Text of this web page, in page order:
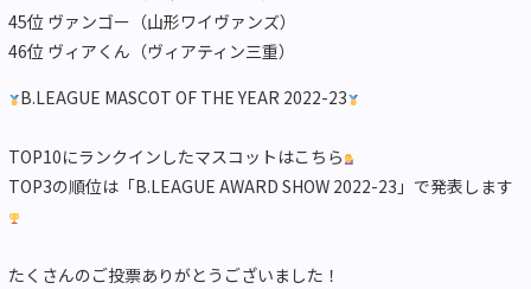
45位 ヴァンゴー（山形ワイヴァンズ）
46位 ヴィアくん（ヴィアティン三重）
B.LEAGUE MASCOT OF THE YEAR 2022-23
TOP10にランクインしたマスコットはこちら
TOP3の順位は「B.LEAGUE AWARD SHOW 2022-23」で発表します
たくさんのご投票ありがとうございました！